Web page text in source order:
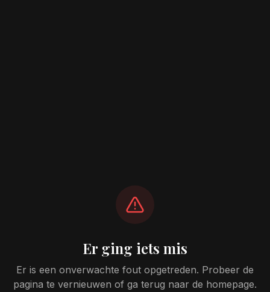
Er ging iets mis
Er is een onverwachte fout opgetreden. Probeer de
pagina te vernieuwen of ga terug naar de homepage.